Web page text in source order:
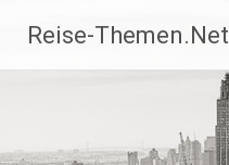
Inhalt
springen
Reise-Themen.Net